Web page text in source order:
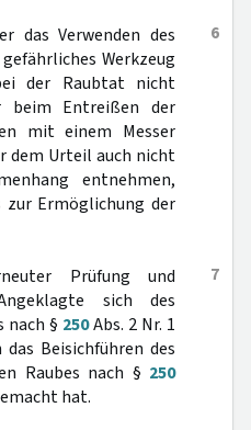
6
das Verwenden des
Werkzeug
der Raubtat nicht
Entreißen der
mit einem Messer
dem Urteil auch nicht
entnehmen,
zur Ermöglichung der
7
Prüfung und
sich des
nach § 250Abs. 2 Nr. 1
Beisichführen des
Raubes nach § 250
hat.